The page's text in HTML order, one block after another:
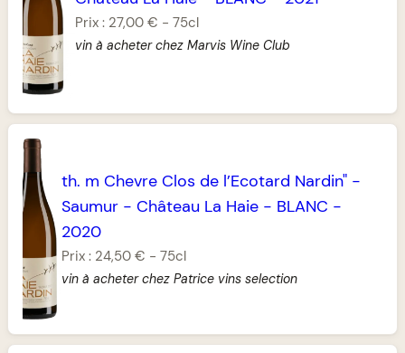
Prix : 27,00 € - 75cl
vin à acheter chez Marvis Wine Club
th. m Chevre Clos de l’Ecotard Nardin" -
Saumur - Château La Haie - BLANC -
2020
Prix : 24,50 € -75cl
vin à acheter chez Patrice vins selection